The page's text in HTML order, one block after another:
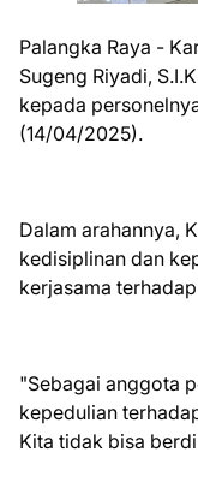
Palangka Raya -
Sugeng Riyadi,
kepada
(14/04/2025).
Dalam arahannya,
kedisiplinan dan
kerjasama
"Sebagai anggota
kepedulian
Kita tidak bisa